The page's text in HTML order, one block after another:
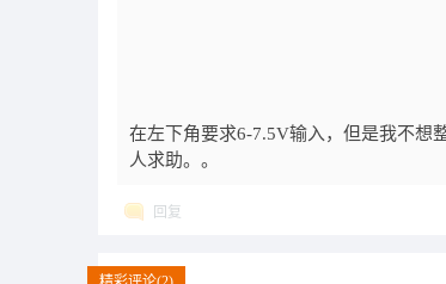
在左下角要求6-7.5V输入，但是我不想
人求助。。
回复